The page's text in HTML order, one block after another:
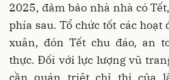
2025, đảm bảo nhà nhà có
phía sau. Tổ chức tốt các hoạt
xuân, đón Tết chu đáo, an
thực. Đối với lực lượng vũ